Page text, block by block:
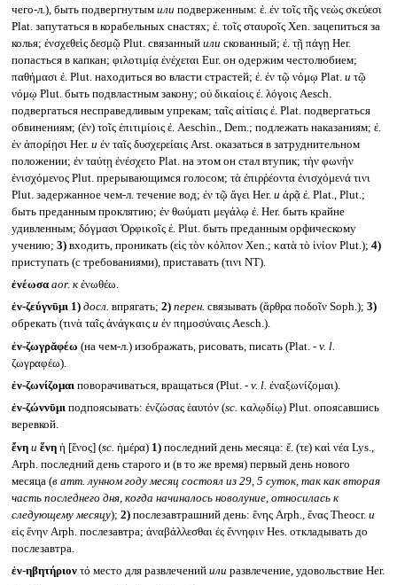
чего-л.), быть подвергнутым или подверженным: ἐ. ἐν τοῖς τῆς νεὼς σκεύεσι
Plat. запутаться в корабельных снастях; ἐ. τοῖς σταυροῖς Xen. зацепиться за
колья; ἐνσχεθεὶς δεσμῷ Plut. связанный или скованный; ἐ. τῇ πάγῃ Her.
попасться в капкан; φιλοτιμίᾳ ἐνέχεται Eur. он одержим честолюбием;
παθήμασι ἐ. Plut. находиться во власти страстей; ἐ. ἐν τῷ νόμῳ Plat. и τῷ
νόμῳ Plut. быть подвластным закону; οὐ δικαίοις ἐ. λόγοις Aesch.
подвергаться несправедливым упрекам; ταῖς αἰτίαις ἐ. Plat. подвергаться
обвинениям; (ἐν) τοῖς ἐπιτιμίοις ἐ. Aeschin., Dem.; подлежать наказаниям; ἐ.
ἐν ἀπορίῃσι Her. и ἐν ταῖς δυσχερείαις Arst. оказаться в затруднительном
положении; ἐν ταύτῃ ἐνέσχετο Plat. на этом он стал втупик; τὴν φωνὴν
ἐνισχόμενος Plut. прерывающимся голосом; τὰ ἐπιρῥέοντα ἐνισχόμενά τινι
Plut. задержанное чем-л. течение вод; ἐν τῷ ἄγει Her. и ἀρᾷ ἐ. Plat., Plut.;
быть преданным проклятию; ἐν θωύματι μεγάλῳ ἐ. Her. быть крайне
удивленным; δόγμασι Ὀρφικοῖς ἐ. Plut. быть преданным орфическому
учению; 3)входить, проникать (εἰς τὸν κόλπον Xen.; κατὰ τὸ ἰνίον Plut.); 4)
приступать (с требованиями), приставать (τινι NT).
ἐνέωσα aor. кἐνωθέω.
ἐν-ζεύγνῡμι 1) досл. впрягать; 2) перен. связывать (ἄρθρα ποδοῖν Soph.); 3)
обрекать (τινὰ ταῖς ἀνάγκαις и ἐν πημοσύναις Aesch.).
ἐν-ζωγρᾰφέω (на чем-л.) изображать, рисовать, писать (Plat. - v. l.
ζωγραφέω).
ἐν-ζωνίζομαι поворачиваться, вращаться (Plut. - v. l. ἐναξωνίζομαι).
ἐν-ζώννῡμι подпоясывать: ἐνζώσας ἑαυτόν (sc. καλῳδίῳ) Plut. опоясавшись
веревкой.
ἔνη и ἕνη ἡ [ἔνος] (sc. ἡμέρα) 1)последний день месяца: ἕ. (τε) καὶ νέα Lys.,
Arph. последний день старого и (в то же время) первый день нового
месяца (в атт. лунном году месяц состоял из 29, 5 суток, так как вторая
часть последнего дня, когда начиналось новолуние, относилась к
следующему месяцу); 2)послезавтрашний день: ἕνης Arph., ἕνας Theocr. и
εἰς ἕνην Arph. послезавтра; ἀναβάλλεσθαι ἐς ἔννηφιν Hes. откладывать до
послезавтра.
ἐν-ηβητήριον τό место для развлечений или развлечение, удовольствие Her.